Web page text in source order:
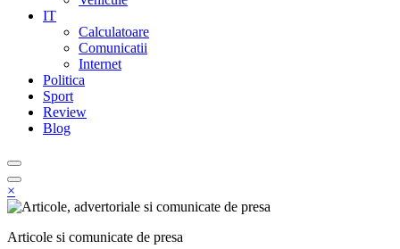
IT
Calculatoare
Comunicatii
Internet
Politica
Sport
Review
Blog
×
Articole si comunicate de presa